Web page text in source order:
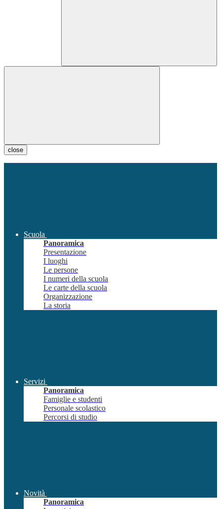
close
Scuola
Panoramica
Presentazione
I luoghi
Le persone
I numeri della scuola
Le carte della scuola
Organizzazione
La storia
Servizi
Panoramica
Famiglie e studenti
Personale scolastico
Percorsi di studio
Novità
Panoramica